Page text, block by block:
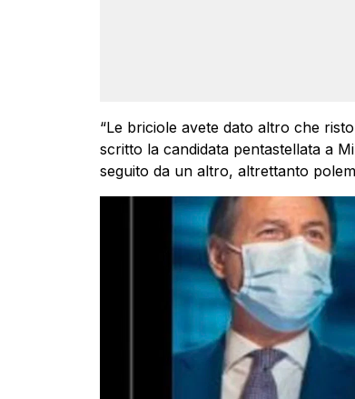
“Le briciole avete dato altro che
scritto la candidata pentastellata a
seguito da un altro, altrettanto